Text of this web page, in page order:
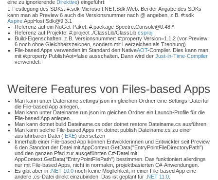
eine zu ignorierende Direktive) eingeführt:
 Festlegung des SDKs: #:sdk Microsoft.NET.Sdk.Web. Bei der Angabe des SDKs
kann man ab Preview 6 auch die Versionsnummer nach @ angeben, z.B. #:sdk
Aspire .AppHost.Sdk@9.3.1
Referenz auf ein NuGet-Paket: #:package Spectre.Console@0.48.*
Referenz auf Projekte: #:project ./ClassLib/ClassLib .csproj
Build-Eigenschaften, z.B. Versionsnummer: #:property Version=1.1.2 (vor Preview
6 noch ohne Gleichheitszeichen, sondern mit Leerzeichen als Trennung)
File-based Apps verwenden im Standard den NativeAOT-Compiler. Dies kann man
mit #:property PublishAot=false ausschalten. Dann wird der Just-in-Time-Compiler
verwendet.
Weitere Features von Files-based Apps
Man kann unter Dateiname.settings.json im gleichen Ordner eine Settings-Datei für
die File-based App anlegen.
Man kann unter Dateiname.run.json im gleichen Ordner ein Launch-Profile für die
File-based App anlegen.
Man kann dotnet build Dateiname.cs oder dotnet restore Dateiname.cs ausführen.
Man kann solche File-based Apps mit dotnet publish Dateiname.cs zu einer
ausführbaren Datei (. EXE) übersetzen
Innerhalb einer File-based App können Entwicklerinnen und Entwickler seit Preview
6 den Standort der Datei mit AppContext.GetData("EntryPointFileDirectoryPath")
und den ganzen Pfad zur ausgeführten C#-Datei mit
AppContext.GetData("EntryPointFilePath") bestimmen. Das funktioniert allerdings
nur mit File-based Apps, nicht in normalen, projektbasierten C#-Anwendungen.
Es gibt aber in .NET 10.0 noch keine Möglichkeit, in einer File-based App eine
andere .cs-Datei direkt einzubinden. Das ist geplant für .NET 11.0